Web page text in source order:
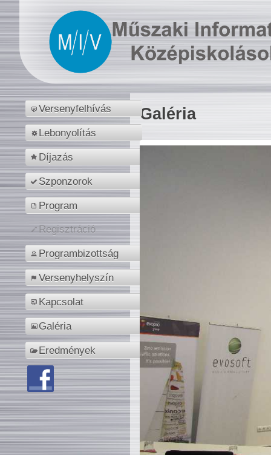
Versenyfelhívás
Lebonyolítás
Díjazás
Szponzorok
Program
Regisztráció
Programbizottság
Versenyhelyszín
Kapcsolat
Galéria
Eredmények
Galéria